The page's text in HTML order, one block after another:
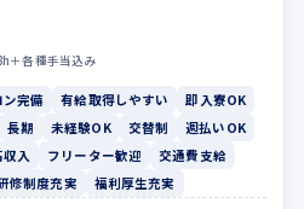
＋各種手当込み
完備 有給取得しやすい
即入寮OK
長期 未経験OK 交替制
週払いOK
収入 フリーター歓迎
交通費支給
修制度充実 福利厚生充実